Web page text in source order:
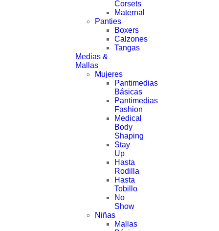
isla: Mall El Jardín segundo nivel (frente a Mango)
Local: Av. 6 Dicembre N23-49 y Baquedano
infomariefrance@gmail.com
Teléfono: +593 (02) 224058
Corsets
Maternal
Panties
Boxers
Calzones
Tangas
Medias &
Mallas
Mujeres
Pantimedias
Básicas
Pantimedias
Fashion
Medical
Body
Shaping
Stay
Up
Hasta
Rodilla
Hasta
Tobillo
No
Show
Niñas
Mallas